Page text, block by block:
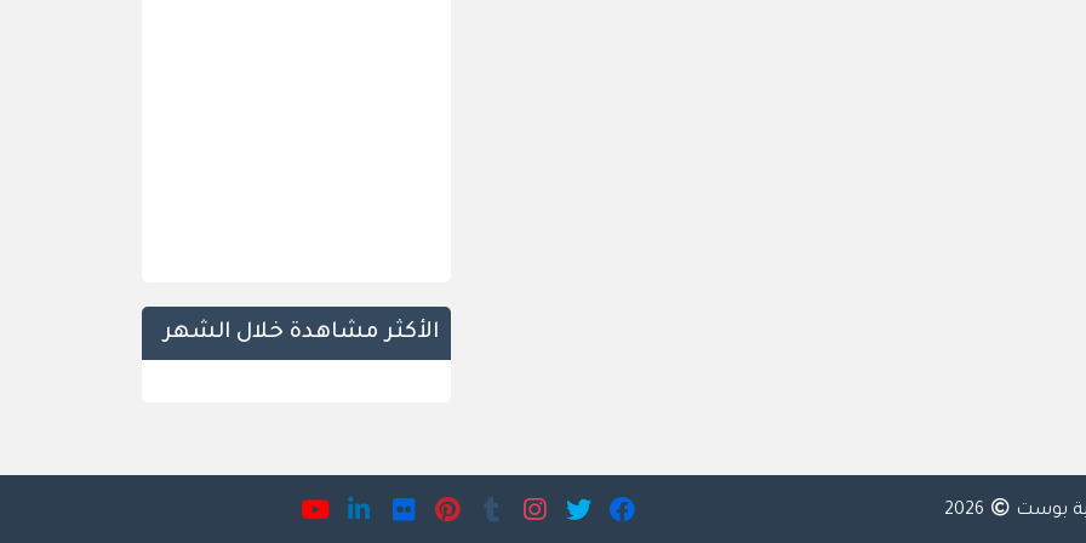
الأكثر مشاهدة خلال الشهر
بوست